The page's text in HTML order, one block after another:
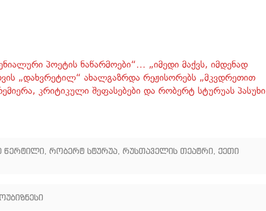
პოეტის ნაწარმოები“… „იმედი მაქვს, იმდენად
„დახვრეტილ“ ახალგაზრდა რეჟისორებს „მკვდრეთით
კრიტიკული შეფასებები და რობერტ სტურუას პასუხი
წერტილი, რობერტ სტურუა, რუსთაველის თეატრი, ქეთი